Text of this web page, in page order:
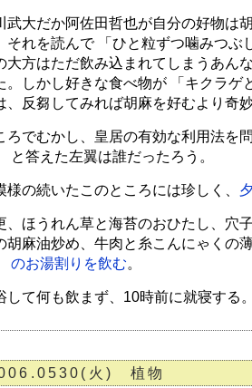
武大だか阿佐田哲也が自分の好物は
それを読んで 「ひと粒ずつ噛みつぶ
大方はただ飲み込まれてしまうあん
。しかし好きな食べ物が 「キクラゲ
、反芻してみれば胡麻を好むより奇
ろでむかし、皇居の有効な利用法を
と答えた左翼は誰だったろう。
様の続いたこのところには珍しく、
、ほうれん草と海苔のおひたし、穴
胡麻油炒め、牛肉と糸こんにゃくの
のお湯割りを飲む。
して何も飲まず、10時前に就寝する。
火) 植物